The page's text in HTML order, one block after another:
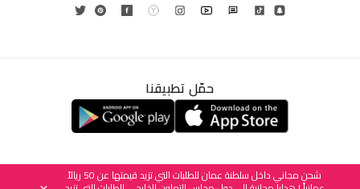
حمّل تطبيقنا
شحن مجاني داخل سلطنة عمان للطلبات التي تزيد قيمتها عن 50 ريالاً العربية English
(الإنجليزية)